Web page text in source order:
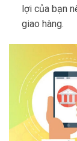
lợi của bạn
giao hàng.